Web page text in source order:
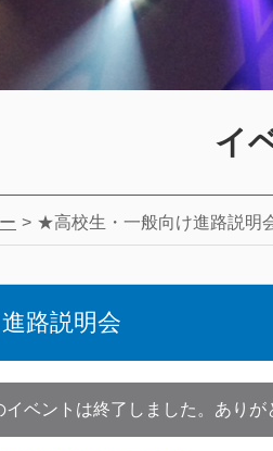
イ
★高校生・一般向け進路説明
路説明会
イベントは終了しました。ありが